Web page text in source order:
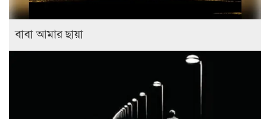
বাবা আমার ছায়া